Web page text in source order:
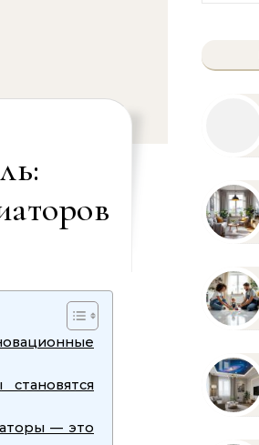
— это